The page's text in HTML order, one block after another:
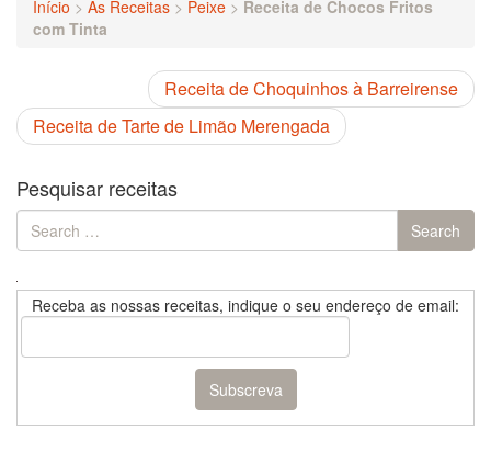
Início > As Receitas > Peixe > Receita de Chocos Fritos
com Tinta
Receita de Choquinhos à Barreirense
Receita de Tarte de Limão Merengada
Pesquisar receitas
Search
for:
Search
Receba as nossas receitas, indique o seu endereço de email: